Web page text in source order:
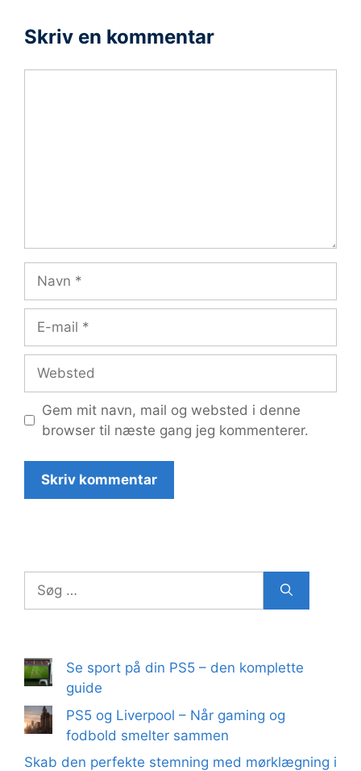
Skriv en kommentar
mail
Gem mit navn, mail og websted i denne
browser til næste gang jeg kommenterer.
Søg
efter:
Se sport på din PS5 – den komplette
guide
PS5 og Liverpool – Når gaming og
fodbold smelter sammen
Skab den perfekte stemning med mørklægning i